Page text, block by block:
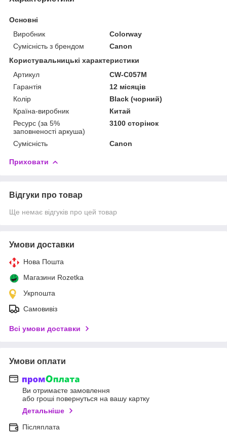
Основні
Виробник
Colorway
Сумісність з брендом
Canon
Користувальницькі характеристики
Артикул
CW-C057M
Гарантія
12 місяців
Колір
Black (чорний)
Країна-виробник
Китай
Ресурс (за 5%
заповненості аркуша)
3100 сторінок
Сумісність Canon
Приховати
Відгуки про товар
Ще немає відгуків про цей товар
Умови доставки
Нова Пошта
Магазини Rozetka
Укрпошта
Самовивіз
Всі умови доставки
Умови оплати
Ви отримаєте замовлення
або гроші повернуться на вашу картку
Детальніше
Післяплата